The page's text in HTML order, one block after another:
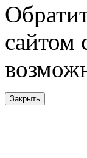
сайтом
Закрыть